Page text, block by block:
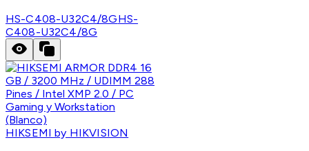
HS-C408-U32C4/8GHS-
C408-U32C4/8G
HIKSEMI by HIKVISION